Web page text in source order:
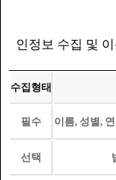
인정보 수집 및
수집형태
필수 이름, 성별,
선택